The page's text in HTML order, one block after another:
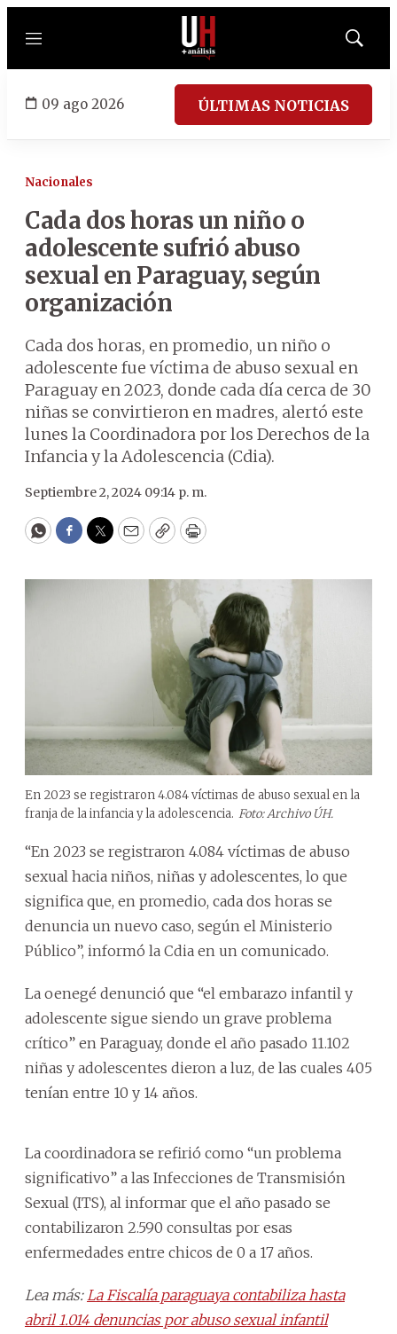
Menú
Mostrar
09 ago 2026 ÚLTIMAS NOTICIAS
Nacionales
Cada dos horas un niño o
adolescente sufrió abuso
sexual en Paraguay, según
organización
Cada dos horas, en promedio, un niño o
adolescente fue víctima de abuso sexual en
Paraguay en 2023, donde cada día cerca de 30
niñas se convirtieron en madres, alertó este
lunes la Coordinadora por los Derechos de la
Infancia y la Adolescencia (Cdia).
Septiembre 2, 2024 09:14 p. m.
WhatsApp
Facebook
Twitter
EmailCopyPrint
En 2023 se registraron 4.084 víctimas de abuso sexual en la
franja de la infancia y la adolescencia. Foto: Archivo ÚH.
“En 2023 se registraron 4.084 víctimas de abuso
sexual hacia niños, niñas y adolescentes, lo que
significa que, en promedio, cada dos horas se
denuncia un nuevo caso, según el Ministerio
Público”, informó la Cdia en un comunicado.
La oenegé denunció que “el embarazo infantil y
adolescente sigue siendo un grave problema
crítico” en Paraguay, donde el año pasado 11.102
niñas y adolescentes dieron a luz, de las cuales 405
tenían entre 10 y 14 años.
La coordinadora se refirió como “un problema
significativo” a las Infecciones de Transmisión
Sexual (ITS), al informar que el año pasado se
contabilizaron 2.590 consultas por esas
enfermedades entre chicos de 0 a 17 años.
Lea más: La Fiscalía paraguaya contabiliza hasta
abril 1.014 denuncias por abuso sexual infantil